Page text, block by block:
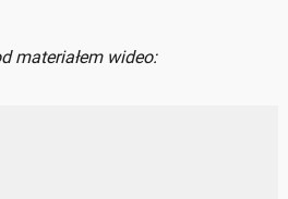
materiałem wideo: